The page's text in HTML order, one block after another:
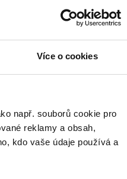
Více o cookies
např. souborů cookie pro
reklamy a obsah,
kdo vaše údaje používá a